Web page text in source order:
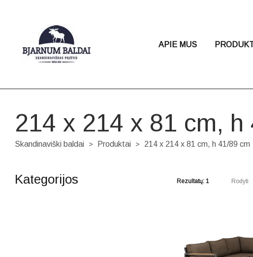
APIE MUS
214 x 214 x 81 cm, h
Skandinaviški baldai > Produktai > 214 x 214 x 81 cm, h 41/89 cm
Rezultatų: 1 Rodyti
Kategorijos